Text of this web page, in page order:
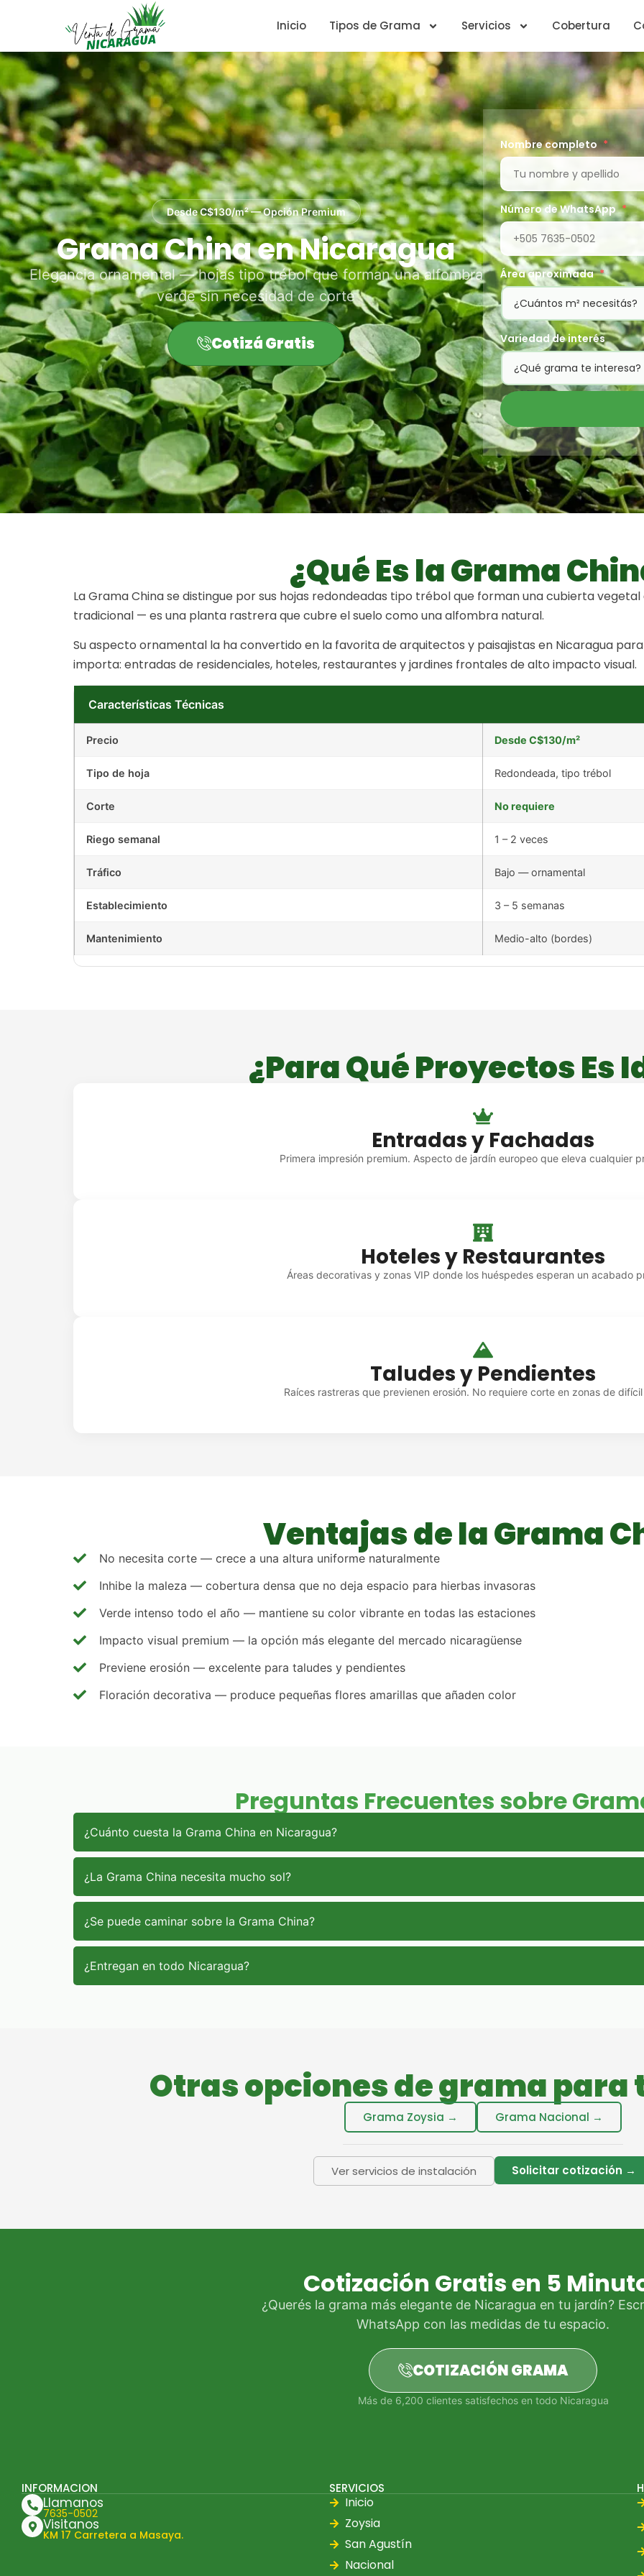
Inicio Tipos de Grama Servicios Cobertura
Desde C$130/m² — Opción Premium
Grama China en Nicaragua
Elegancia ornamental — hojas tipo trébol que forman una alfombra
verde sin necesidad de corte
Cotizá Gratis
Nombre completo *
Número de WhatsApp *
Área aproximada *
Variedad de interés
¿Qué Es la Grama
La Grama China se distingue por sus hojas redondeadas tipo trébol que forman una cubierta
tradicional — es una planta rastrera que cubre el suelo como una alfombra natural.
Su aspecto ornamental la ha convertido en la favorita de arquitectos y paisajistas en Nicaragua
importa: entradas de residenciales, hoteles, restaurantes y jardines frontales de alto impacto visual.
Características Técnicas
Precio Desde C$130/m²
Tipo de hoja Redondeada, tipo trébol
Corte No requiere
Riego semanal 1 – 2 veces
Tráfico Bajo — ornamental
Establecimiento 3 – 5 semanas
Mantenimiento Medio-alto (bordes)
¿Para Qué Proyectos Es
Entradas y Fachadas
Primera impresión premium. Aspecto de jardín europeo que eleva cualquier
Hoteles y Restaurantes
Áreas decorativas y zonas VIP donde los huéspedes esperan un acabado
Taludes y Pendientes
Raíces rastreras que previenen erosión. No requiere corte en zonas de
Ventajas de la Grama
No necesita corte — crece a una altura uniforme naturalmente
Inhibe la maleza — cobertura densa que no deja espacio para hierbas invasoras
Verde intenso todo el año — mantiene su color vibrante en todas las estaciones
Impacto visual premium — la opción más elegante del mercado nicaragüense
Previene erosión — excelente para taludes y pendientes
Floración decorativa — produce pequeñas flores amarillas que añaden color
Preguntas Frecuentes sobre
¿Cuánto cuesta la Grama China en Nicaragua?
¿La Grama China necesita mucho sol?
¿Se puede caminar sobre la Grama China?
¿Entregan en todo Nicaragua?
Otras opciones de grama para
Grama Zoysia → Grama Nacional →
Ver servicios de instalación Solicitar cotización →
Cotización Gratis en 5
¿Querés la grama más elegante de Nicaragua en tu jardín?
WhatsApp con las medidas de tu espacio.
COTIZACIÓN GRAMA
Más de 6,200 clientes satisfechos en todo Nicaragua
INFORMACION
Llamanos
7635-0502
Visitanos
KM 17 Carretera a Masaya.
SERVICIOS
Inicio
Zoysia
San Agustín
Nacional